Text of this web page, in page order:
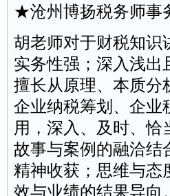
★沧州博扬税务师事
胡老师对于财税知识
实务性强；深入浅出
擅长从原理、本质分
企业纳税筹划、企业
用，深入、及时、
故事与案例的融洽结
精神收获；思维与态
效与业绩的结果导向。